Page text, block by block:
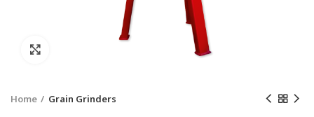
Home Grain Grinders